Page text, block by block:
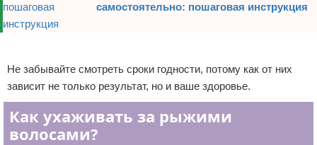
самостоятельно: пошаговая инструкция
Не забывайте смотреть сроки годности, потому как от них
зависит не только результат, но и ваше здоровье.
Как ухаживать за рыжими
волосами?